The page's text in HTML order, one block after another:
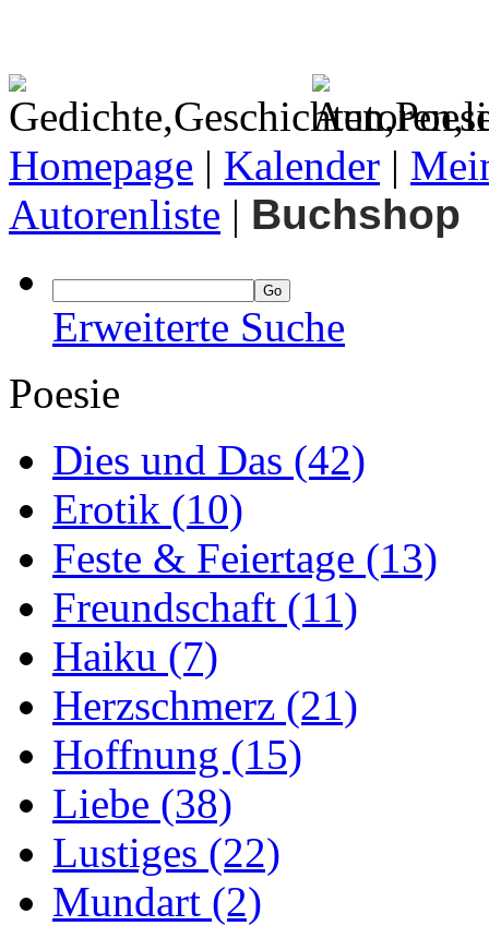
Homepage | Kalender |
Autorenliste | Buchshop
Erweiterte Suche
Poesie
Dies und Das (42)
Erotik (10)
Feste & Feiertage (13)
Freundschaft (11)
Haiku (7)
Herzschmerz (21)
Hoffnung (15)
Liebe (38)
Lustiges (22)
Mundart (2)